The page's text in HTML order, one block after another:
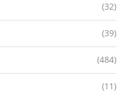
(32)
(39)
(484)
(11)